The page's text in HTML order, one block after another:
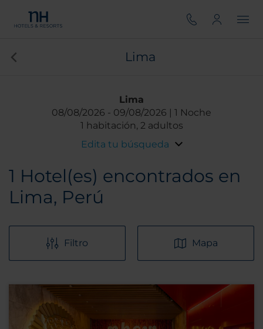
Lima
Lima
08/08/2026
09/08/2026
1 Noche
1 habitación, 2 adultos
Edita tu búsqueda
1 Hotel(es) encontrados en
Lima, Perú
Filtro Mapa